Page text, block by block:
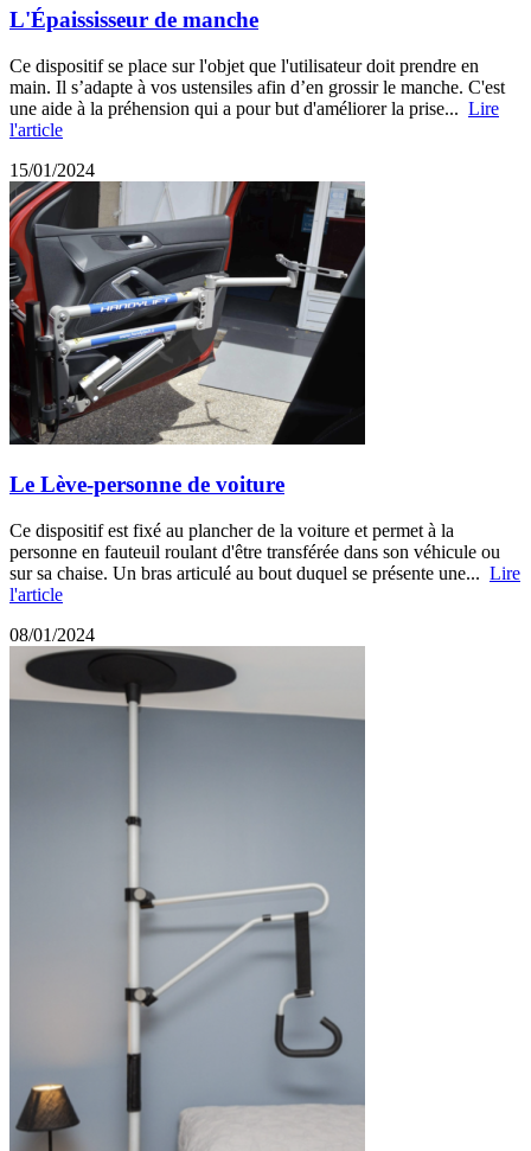
L'Épaississeur de manche
Ce dispositif se place sur l'objet que l'utilisateur doit prendre en
main. Il s’adapte à vos ustensiles afin d’en grossir le manche. C'est
une aide à la préhension qui a pour but d'améliorer la prise... Lire
l'article
15/01/2024
Le Lève-personne de voiture
Ce dispositif est fixé au plancher de la voiture et permet à la
personne en fauteuil roulant d'être transférée dans son véhicule ou
sur sa chaise. Un bras articulé au bout duquel se présente une... Lire
l'article
08/01/2024